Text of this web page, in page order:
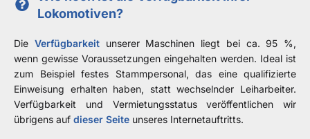
Lokomotiven?
Die Verfügbarkeit unserer Maschinen liegt bei ca. 95 %,
wenn gewisse Voraussetzungen eingehalten werden. Ideal ist
zum Beispiel festes Stammpersonal, das eine qualifizierte
Einweisung erhalten haben, statt wechselnder Leiharbeiter.
Verfügbarkeit und Vermietungsstatus veröffentlichen wir
übrigens auf dieser Seite unseres Internetauftritts.